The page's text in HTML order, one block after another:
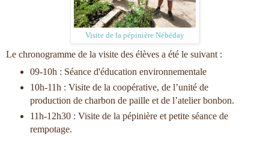
Visite de la pépinière Nébéday
Le chronogramme de la visite des élèves a été le suivant :
09-10h : Séance d'éducation environnementale
10h-11h : Visite de la coopérative, de l’unité de
production de charbon de paille et de l’atelier bonbon.
11h-12h30 : Visite de la pépinière et petite séance de
rempotage.